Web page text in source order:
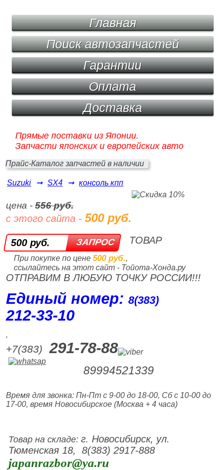
Главная
Поиск автозапчастей
Гарантии
Оплата
Доставка
Прямые поставки из Японии.
Запчасти японских и европейских авто
Прайс-Каталог запчастей в наличии
Suzuki ➞ SX4 ➞ консоль кпп
цена -556 руб.
с этого сайта -500 руб.
500 руб.
При покупке по цене 500 руб.,
ссылайтесь на этот сайт - Тойота-Хонда.ру
ТОВАР
ОТПРАВИМ В ЛЮБУЮ ТОЧКУ РОССИИ!!!
Единый номер:8(383)
212‑33‑10
,
+7(383) 291-78-88
89994521339
Время для звонка: Пн-Пт с 9-00 до 18-00, Сб с 10-00 до
17-00, время Новосибирское (Москва + 4 часа)
Товар на складе:г. Новосибирск, ул.
Тюменская 18, 8(383) 2917-888
japanrazbor@ya.ru